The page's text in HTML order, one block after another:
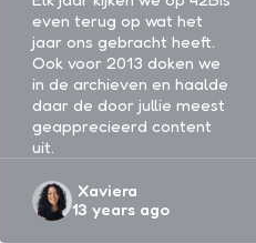
even terug op wat het
jaar ons gebracht heeft.
Ook voor 2013 doken we
in de archieven en haalde
daar de door jullie meest
geapprecieerd content
uit.
Posted
by
Xaviera
13 years ago